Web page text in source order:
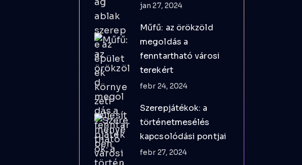
jan 27, 2024
Műfű: az örökzöld
megoldás a
fenntartható városi
terekért
febr 24, 2024
Szerepjátékok: a
történetmesélés
kapcsolódási pontjai
febr 27, 2024